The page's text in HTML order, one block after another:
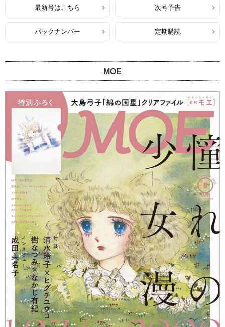
最新号はこちら 次号予告
バックナンバー 定期購読
MOE